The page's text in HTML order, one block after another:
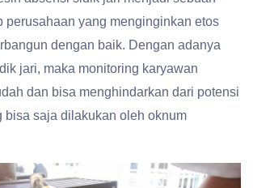
perusahaan yang menginginkan etos
dengan baik. Dengan adanya
jari, maka monitoring karyawan
dan bisa menghindarkan dari potensi
bisa saja dilakukan oleh oknum